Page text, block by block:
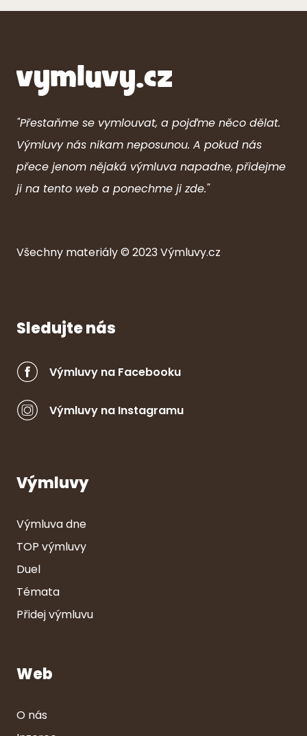
"Přestaňme se vymlouvat, a pojďme něco dělat.
Výmluvy nás nikam neposunou. A pokud nás
přece jenom nějaká výmluva napadne, přidejme
ji na tento web a ponechme ji zde."
Všechny materiály © 2023Výmluvy.cz
Sledujte nás
Výmluvy na Facebooku
Výmluvy na Instagramu
Výmluvy
Výmluva dne
TOP výmluvy
Duel
Témata
Přidej výmluvu
Web
O nás